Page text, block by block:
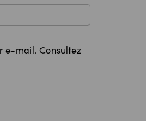
e-mail. Consultez